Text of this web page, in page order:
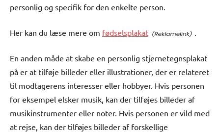
personlig og specifik for den enkelte person.
Her kan du læse mere om fødselsplakat
En anden måde at skabe en personlig stjernetegnsplakat
på er at tilføje billeder eller illustrationer, der er relateret
til modtagerens interesser eller hobbyer. Hvis personen
for eksempel elsker musik, kan der tilføjes billeder af
musikinstrumenter eller noter. Hvis personen er vild med
at rejse, kan der tilføjes billeder af forskellige